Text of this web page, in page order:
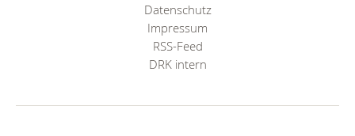
Datenschutz
Impressum
RSS-Feed
DRK intern